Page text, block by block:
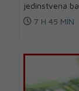
jedinstvena
7 H 45 MIN